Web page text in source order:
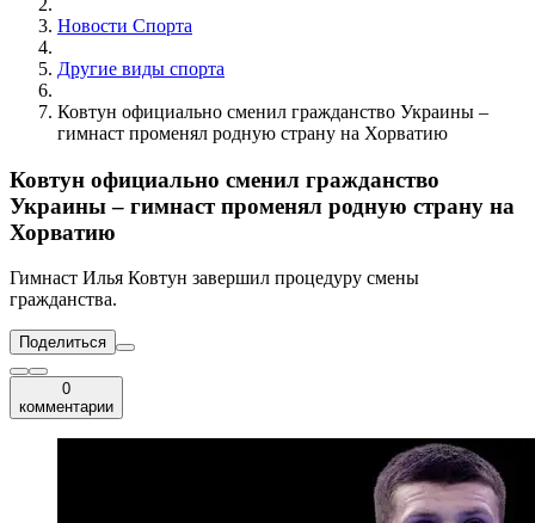
Новости Cпорта
Другие виды спорта
Ковтун официально сменил гражданство Украины –
гимнаст променял родную страну на Хорватию
Ковтун официально сменил гражданство
Украины – гимнаст променял родную страну на
Хорватию
Гимнаст Илья Ковтун завершил процедуру смены
гражданства.
Поделиться
0
комментарии